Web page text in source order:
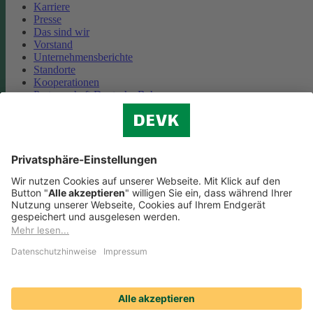
Karriere
Presse
Das sind wir
Vorstand
Unternehmensberichte
Standorte
Kooperationen
Partnerschaft Deutsche Bahn
Cookie-Einstellungen
Datenschutz
Impressum
Streitbeilegung
Nutzungshinweise
Compliance